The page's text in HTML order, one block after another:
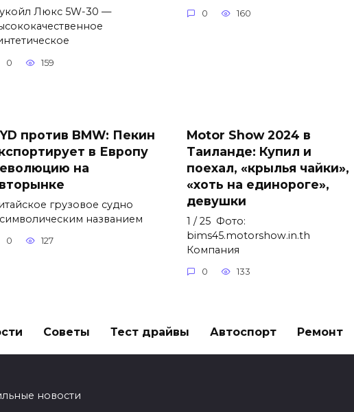
Люкс 5W-30 —
0 159
0 160
против BMW: Пекин
в Европу
на
грузовое судно
названием
0 127
Motor Show 2024 в
Таиланде: Купил и
поехал, «крылья чайки»,
«хоть на единороге»,
девушки
1 / 25 Фото:
bims45.motorshow.in.th
Компания
0 133
Советы Тест драйвы Автоспорт Ремонт
новости